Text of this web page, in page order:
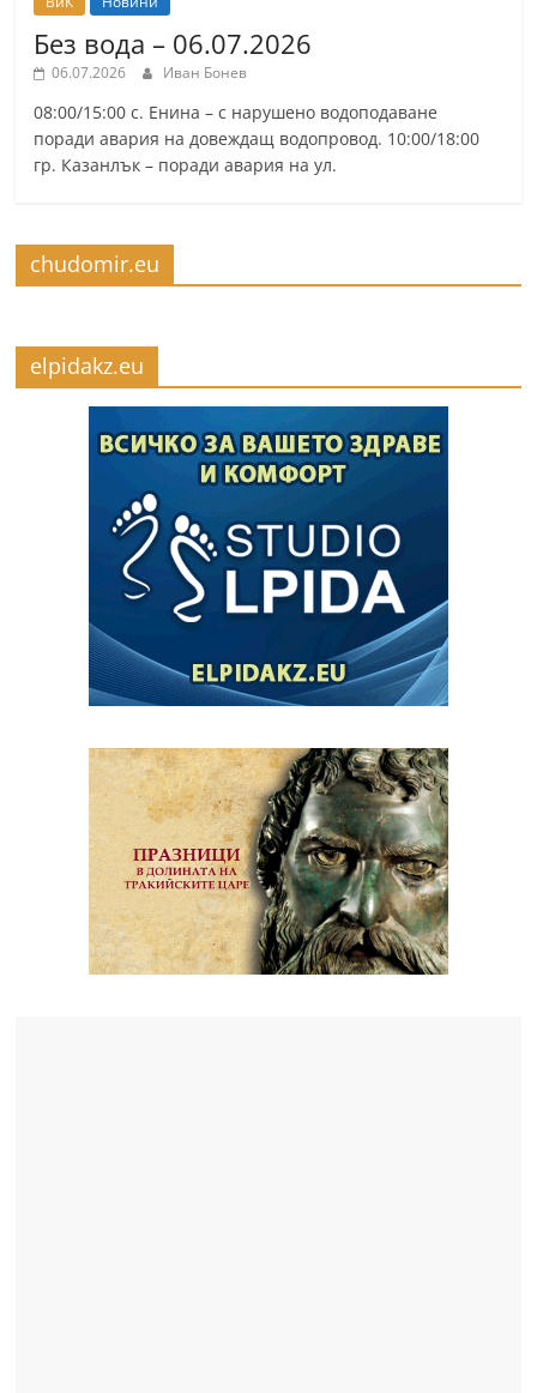
Без вода – 06.07.2026
06.07.2026 Иван Бонев
08:00/15:00 с. Енина – с нарушено водоподаване
поради авария на довеждащ водопровод. 10:00/18:00
гр. Казанлък – поради авария на ул.
chudomir.eu
elpidakz.eu